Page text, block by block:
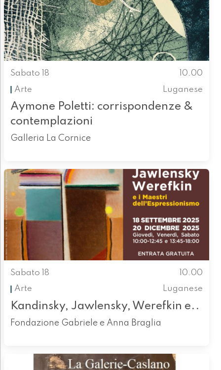
Sabato 18
10.00
Arte
Luganese
Aymone Poletti: corrispondenze &
contemplazioni
Galleria La Cornice
Sabato 18
10.00
Arte
Luganese
Kandinsky, Jawlensky, Werefkin e..
Fondazione Gabriele e Anna Braglia